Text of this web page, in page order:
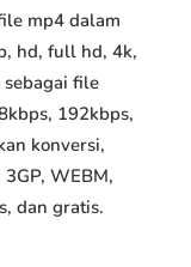
mp4 dalam
hd, full hd, 4k,
file
192kbps,
konversi,
WEBM,
dan gratis.